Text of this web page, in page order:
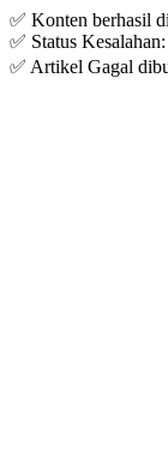
✅ Konten berhasil
✅ Status Kesalahan:
✅ Artikel Gagal